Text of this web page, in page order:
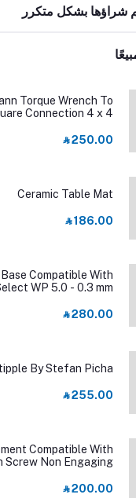
شراؤها بشكل متكرر
Torque Wrench To
Connection 4 x 4
‎⃁ 250.00
Ceramic Table Mat
‎⃁ 186.00
Compatible With
WP 5.0 - 0.3 mm
‎⃁ 280.00
By Stefan Picha
‎⃁ 255.00
Compatible With
Screw Non Engaging
‎⃁ 200.00